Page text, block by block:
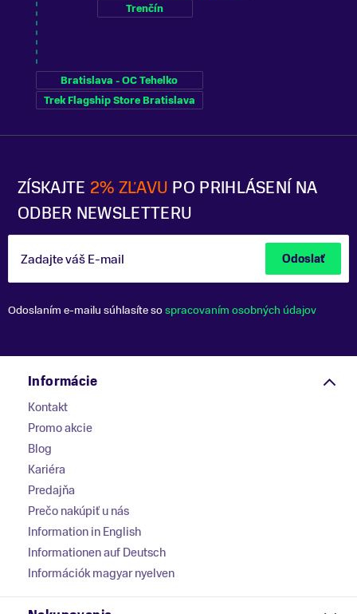
ZÍSKAJTE 2% ZĽAVU PO PRIHLÁSENÍ NA
ODBER NEWSLETTERU
Zadajte váš E-mail Odoslať
Odoslaním e-mailu súhlasíte sospracovaním osobných údajov
Bratislava - OC Tehelko
Trek Flagship Store Bratislava
Trenčín
Informácie
Kontakt
Promo akcie
Blog
Kariéra
Predajňa
Prečo nakúpiť u nás
Information in English
Informationen auf Deutsch
Információk magyar nyelven